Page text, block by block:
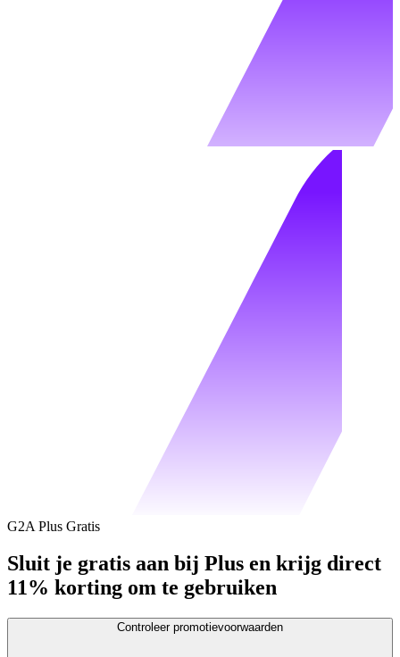
G2A Plus Gratis
Sluit je gratis aan bij Plus en krijg direct
11% korting om te gebruiken
Controleer promotievoorwaarden